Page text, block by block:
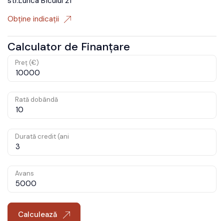
Obține indicații
Calculator de Finanțare
Preț (€)
Rată dobândă
Durată credit (ani
Avans
Calculează